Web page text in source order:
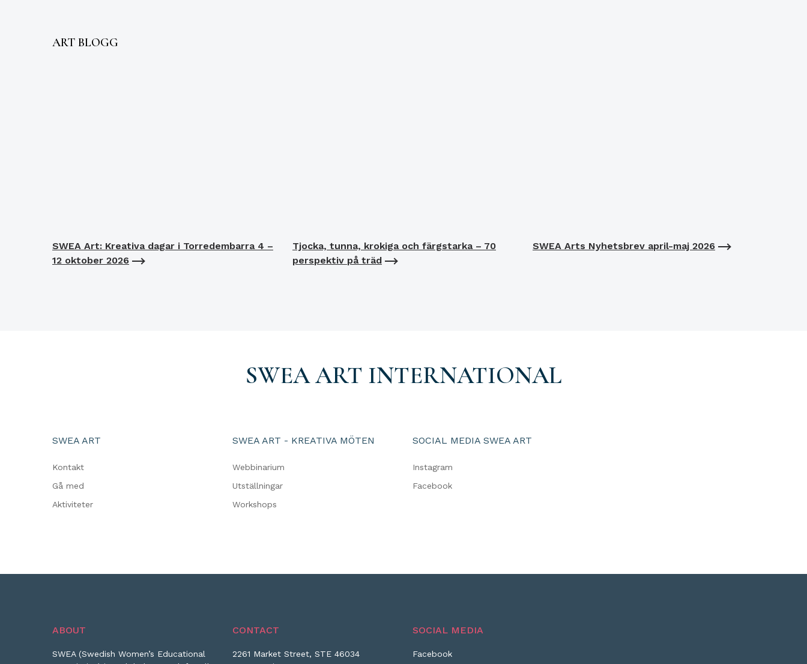
ART BLOGG
SWEA Art: Kreativa dagar i Torredembarra 4 –
12 oktober 2026
Tjocka, tunna, krokiga och färgstarka – 70
perspektiv på träd
SWEA Arts Nyhetsbrev april-maj 2026
SWEA ART INTERNATIONAL
SWEA ART
Kontakt
Gå med
Aktiviteter
SWEA ART - KREATIVA MÖTEN
Webbinarium
Utställningar
Workshops
SOCIAL MEDIA SWEA ART
Instagram
Facebook
ABOUT
SWEA (Swedish Women’s Educational
CONTACT
2261 Market Street, STE 46034
SOCIAL MEDIA
Facebook